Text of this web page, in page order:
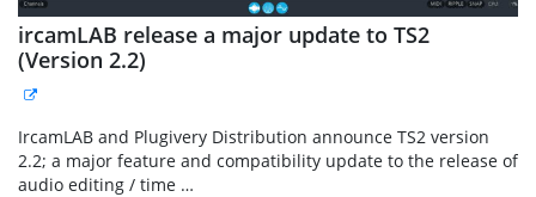
ircamLAB release a major update to TS2
(Version 2.2)
IrcamLAB and Plugivery Distribution announce TS2 version
2.2; a major feature and compatibility update to the release of
audio editing / time …